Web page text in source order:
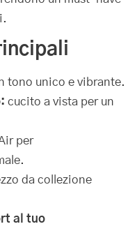
tono unico e vibrante.
cucito a vista per un
per
da collezione
al tuo